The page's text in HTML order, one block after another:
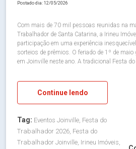
Postado dia: 12/05/2026
Com mais de 70 mil pessoas reunidas na
Trabalhador de Santa Catarina, a Irineu
participação em uma experiência
sorteios de prêmios. O feriado de 1º de
em Joinville neste ano. A tradicional Festa
Continue lendo
Tag: Eventos Joinville, Festa do
Trabalhador 2026, Festa do
Trabalhador Joinville, Irineu Imóveis,